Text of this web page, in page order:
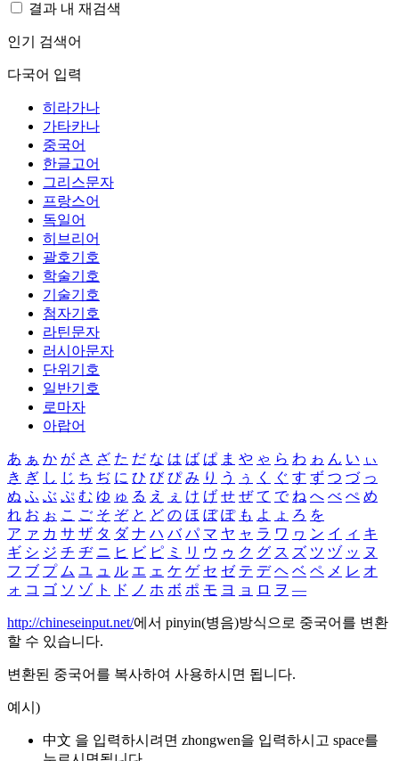
결과 내 재검색
인기 검색어
다국어 입력
히라가나
가타카나
중국어
한글고어
그리스문자
프랑스어
독일어
히브리어
괄호기호
학술기호
기술기호
첨자기호
라틴문자
러시아문자
단위기호
일반기호
로마자
아랍어
あ ぁ か が さ ざ た だ な は ば ぱ ま や ゃ ら わ ゎ ん い ぃ
き ぎ し じ ち ぢ に ひ び ぴ み り う ぅ く ぐ す ず つ づ っ
ぬ ふ ぶ ぷ む ゆ ゅ る え ぇ け げ せ ぜ て で ね へ べ ぺ め
れ お ぉ こ ご そ ぞ と ど の ほ ぼ ぽ も よ ょ ろ を
ア ァ カ サ ザ タ ダ ナ ハ バ パ マ ヤ ャ ラ ワ ヮ ン イ ィ キ
ギ シ ジ チ ヂ ニ ヒ ビ ピ ミ リ ウ ゥ ク グ ス ズ ツ ヅ ッ ヌ
フ ブ プ ム ユ ュ ル エ ェ ケ ゲ セ ゼ テ デ ヘ ベ ペ メ レ オ
ォ コ ゴ ソ ゾ ト ド ノ ホ ボ ポ モ ヨ ョ ロ ヲ ―
http://chineseinput.net/에서 pinyin(병음)방식으로 중국어를 변환
할 수 있습니다.
변환된 중국어를 복사하여 사용하시면 됩니다.
예시)
中文 을 입력하시려면 zhongwen을 입력하시고 space를